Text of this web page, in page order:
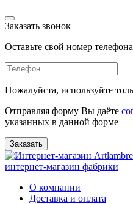
Заказать звонок
Оставьте свой номер
Пожалуйста, используйте
Отправляя форму Вы даёте
указанных в данной форме
Заказать
интернет-магазин фабрики
О компании
Доставка и оплата